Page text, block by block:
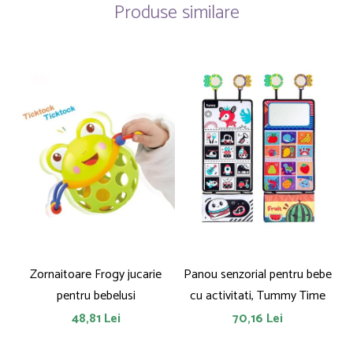
Produse similare
Zornaitoare Frogy jucarie
pentru bebelusi
48,81 Lei
Panou senzorial pentru bebe
cu activitati, Tummy Time
70,16 Lei